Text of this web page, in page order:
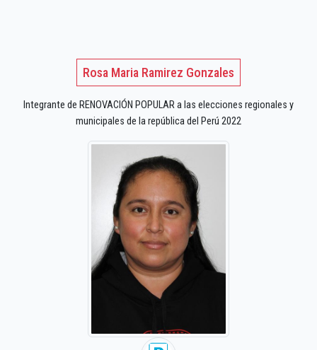
Rosa Maria Ramirez Gonzales
Integrante de RENOVACIÓN POPULAR a las elecciones regionales y
municipales de la república del Perú 2022